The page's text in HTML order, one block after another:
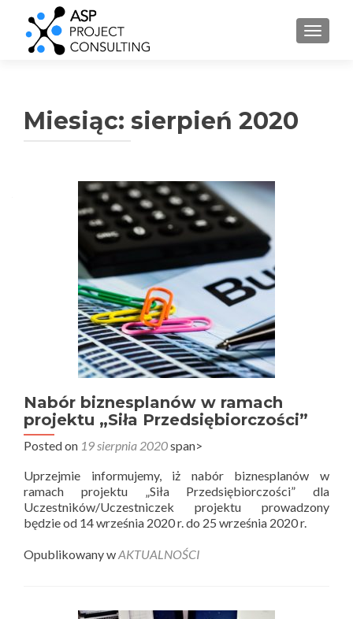
Miesiąc: sierpień 2020
Nabór biznesplanów w ramach
projektu „Siła Przedsiębiorczości”
Posted on 19 sierpnia 2020span>
Uprzejmie informujemy, iż nabór biznesplanów w
ramach projektu „Siła Przedsiębiorczości” dla
Uczestników/Uczestniczek projektu prowadzony
będzie od 14 września 2020 r. do 25 września 2020 r.
Opublikowany wAKTUALNOŚCI